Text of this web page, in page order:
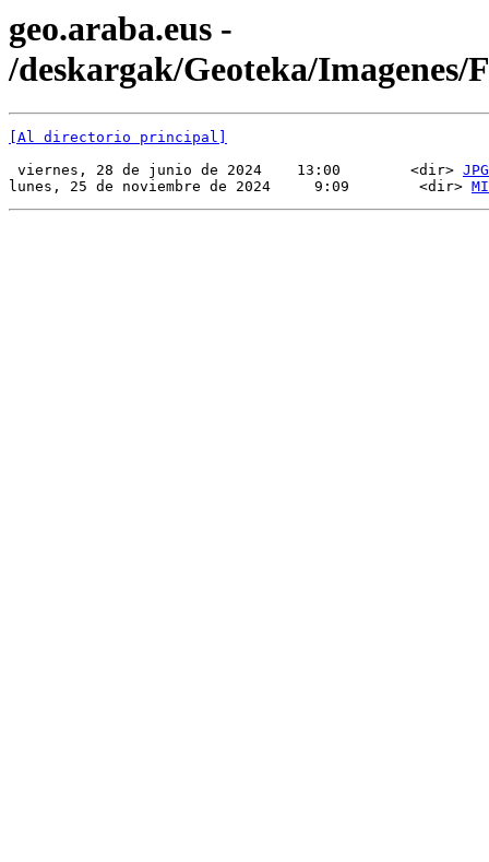
geo.araba.eus -
/deskargak/Geoteka/Imagenes/
[Al directorio principal]
viernes, 28 de junio de 2024    13:00        <dir> JPG
lunes, 25 de noviembre de 2024     9:09        <dir>